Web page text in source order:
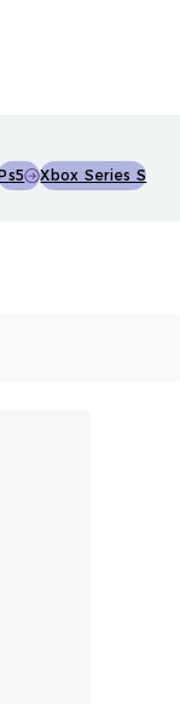
Xbox Series S